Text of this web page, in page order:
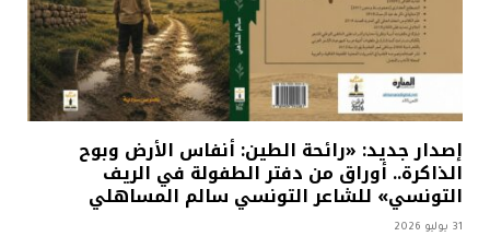
إصدار جديد: «رائحة الطين: أنفاس الأرض وبوح
الذاكرة.. أوراق من دفتر الطفولة في الريف
التونسي» للشاعر التونسي سالم المساهلي
31 يوليو 2026